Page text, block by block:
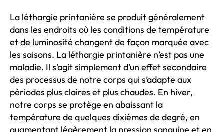
La léthargie printanière se produit généralement
dans les endroits où les conditions de température
et de luminosité changent de façon marquée avec
les saisons. La léthargie printanière n’est pas une
maladie. Il s’agit simplement d’un effet secondaire
des processus de notre corps qui s’adapte aux
périodes plus claires et plus chaudes. En hiver,
notre corps se protège en abaissant la
température de quelques dixièmes de degré, en
augmentant légèrement la pression sanguine et en